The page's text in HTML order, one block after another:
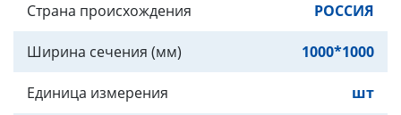
Страна происхождения РОССИЯ
Ширина сечения (мм) 1000*1000
Единица измерения шт